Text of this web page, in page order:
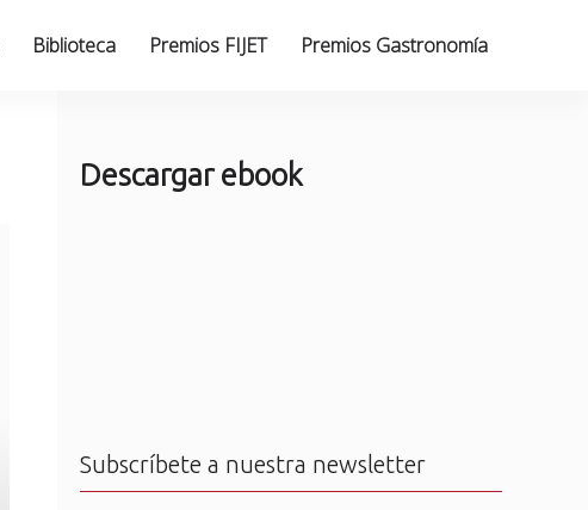
Biblioteca Premios FIJET Premios Gastronomía
Descargar ebook
Subscríbete a nuestra newsletter